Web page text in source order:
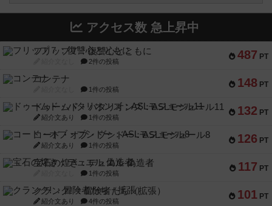
アクセス数 急上昇中
487 PT
フリップ７：復讐心とともに
2件の投稿
148 PT
コンテナ
1件の投稿
132 PT
ドゥームド・バタリオンズ：ASLモジュール11
紹介文あり 1件の投稿
126 PT
コード・オブ・ブシドー：ASLモジュール8
紹介文あり 1件の投稿
117 PT
宝石の煌き：デュエル 偽造者
1件の投稿
101 PT
クランク! ：冒険者たち（拡張）
紹介文あり 4件の投稿